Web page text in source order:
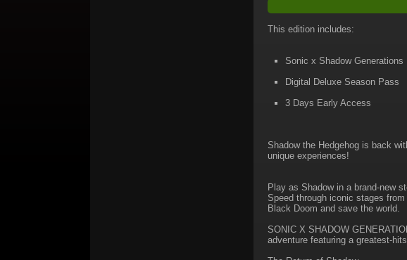
This edition includes:
Sonic x Shadow Generations
Digital Deluxe Season Pass
3 Days Early Access
Shadow the Hedgehog is back
unique experiences!
Play as Shadow in a brand-new
Speed through iconic stages
Black Doom and save the world.
SONIC X SHADOW
adventure featuring a greatest-